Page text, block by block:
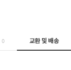
0 교환 및 배송